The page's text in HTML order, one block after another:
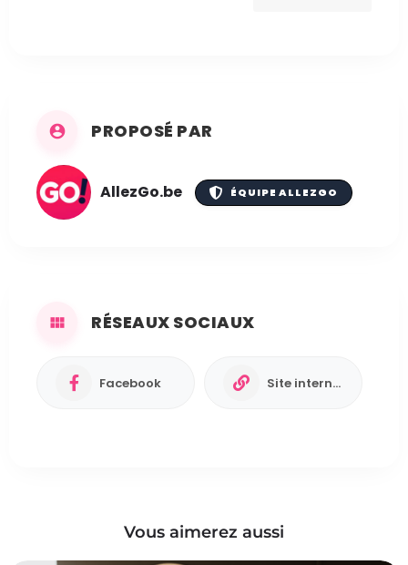
PROPOSÉ PAR
AllezGo.be ÉQUIPE ALLEZGO
RÉSEAUX SOCIAUX
Facebook Site internet
Vous aimerez aussi